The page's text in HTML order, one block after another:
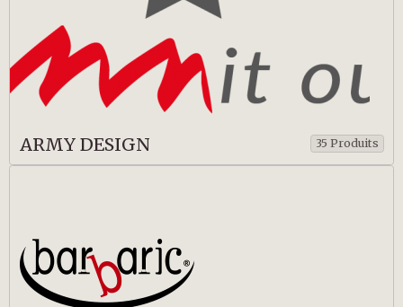
ARMY DESIGN 35 Produits